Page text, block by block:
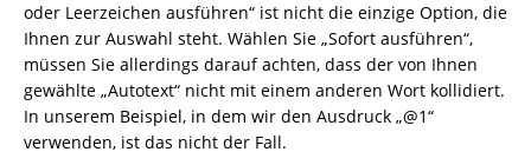
oder Leerzeichen ausführen“ ist nicht die einzige Option, die
Ihnen zur Auswahl steht. Wählen Sie „Sofort ausführen“,
müssen Sie allerdings darauf achten, dass der von Ihnen
gewählte „Autotext“ nicht mit einem anderen Wort kollidiert.
In unserem Beispiel, in dem wir den Ausdruck „@1“
verwenden, ist das nicht der Fall.